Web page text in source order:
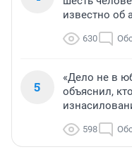
известно об
630
5
«Дело не в
объяснил,
598